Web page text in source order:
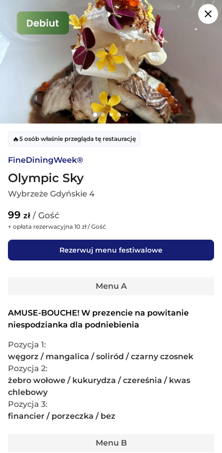
Dowolna Dowolna 2 Gości
30 dostępnych restauracji w Warszawa
Mapa
🔥 11 osób szuka restauracji.
Stoliki szybko znikają!
WYSZUKAJ DANIA
I SKŁADNIKI
Kliknij, by ułatwić sobie wybór restauracji
Zobacz menu
The Slavic Social
Debiut
Polecane restauracje
🔥5 osób właśnie przegląda tę restaurację
FineDiningWeek®
Olympic Sky
Wybrzeże Gdyńskie 4
99 zł/ Gość
+ opłata rezerwacyjna 10 zł / Gość
Rezerwuj menu festiwalowe
Menu A
AMUSE-BOUCHE! W prezencie na powitanie
niespodzianka dla podniebienia
Pozycja 1:
węgorz / mangalica / soliród / czarny czosnek
Pozycja 2:
żebro wołowe / kukurydza / czereśnia / kwas
chlebowy
Pozycja 3:
financier / porzeczka / bez
Menu B
FineDiningWeek® | Festiwal Sztuki Restauracyjnej